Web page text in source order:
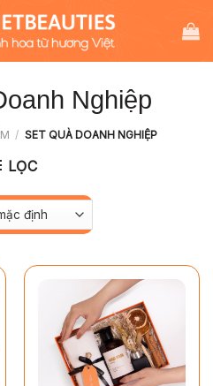
Nghiệp
/ SET QUÀ DOANH NGHIỆP
LỌC